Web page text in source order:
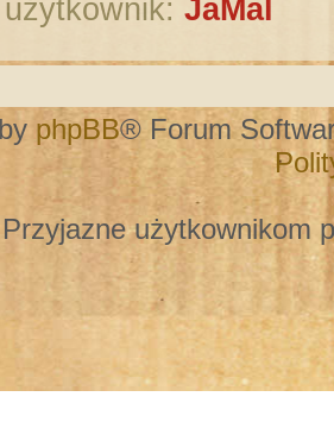
JaMal
phpBB® Forum
Przyjazne użytkownikom